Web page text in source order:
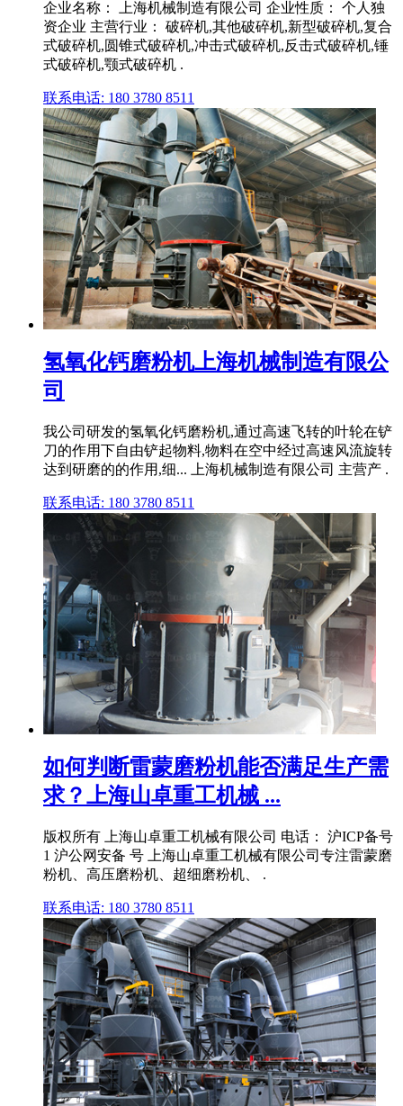
企业名称： 上海机械制造有限公司 企业性质： 个人独
资企业 主营行业： 破碎机,其他破碎机,新型破碎机,复合
式破碎机,圆锥式破碎机,冲击式破碎机,反击式破碎机,锤
式破碎机,颚式破碎机 .
联系电话: 180 3780 8511
氢氧化钙磨粉机上海机械制造有限公
司
我公司研发的氢氧化钙磨粉机,通过高速飞转的叶轮在铲
刀的作用下自由铲起物料,物料在空中经过高速风流旋转
达到研磨的的作用,细... 上海机械制造有限公司 主营产 .
联系电话: 180 3780 8511
如何判断雷蒙磨粉机能否满足生产需
求？上海山卓重工机械 ...
版权所有 上海山卓重工机械有限公司 电话： 沪ICP备号
1 沪公网安备 号 上海山卓重工机械有限公司专注雷蒙磨
粉机、高压磨粉机、超细磨粉机、 .
联系电话: 180 3780 8511